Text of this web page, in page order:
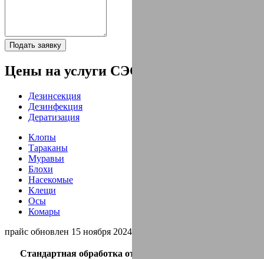
Подать заявку
Цены на услуги СЭС
Дезинсекция
Дезинфекция
Дератизация
Клопы
Тараканы
Муравьи
Блохи
Насекомые
Клещи
Осы
Комары
прайс обновлен 15 ноября 2024 г.
Стандартная обработка от клопов + гарантия